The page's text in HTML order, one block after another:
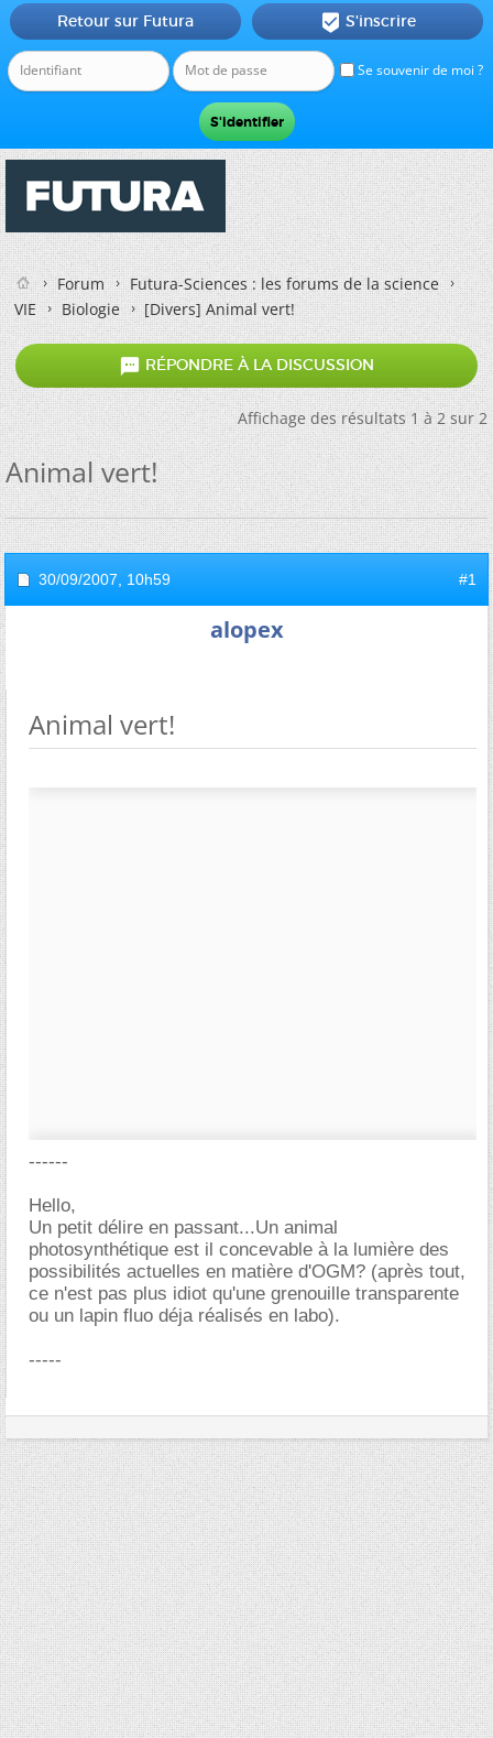
Se souvenir de moi ?
Retour sur Futura  S'inscrire
Forum
Futura-Sciences : les forums de la science
VIE
Biologie [Divers]Animal vert!
 RÉPONDRE À LA DISCUSSION
Affichage des résultats 1 à 2 sur 2
Animal vert!
30/09/2007, 10h59 #1
alopex
Animal vert!
------
Hello,
Un petit délire en passant...Un animal
photosynthétique est il concevable à la lumière des
possibilités actuelles en matière d'OGM? (après tout,
ce n'est pas plus idiot qu'une grenouille transparente
ou un lapin fluo déja réalisés en labo).
-----